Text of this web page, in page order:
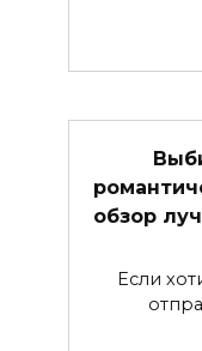
обзор
Если